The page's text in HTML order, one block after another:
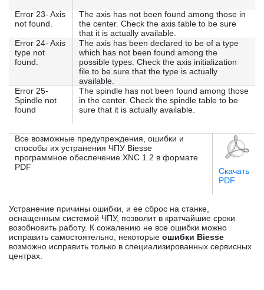
Error 23- Axis
not found.
The axis has not been found among those in
the center. Check the axis table to be sure
that it is actually available.
Error 24- Axis
type not
found.
The axis has been declared to be of a type
which has not been found among the
possible types. Check the axis initialization
file to be sure that the type is actually
available.
Error 25-
Spindle not
found
The spindle has not been found among those
in the center. Check the spindle table to be
sure that it is actually available.
Все возможные предупреждения, ошибки и
способы их устранения ЧПУ Biesse
программное обеспечение XNC 1.2 в формате
PDF
Скачать
PDF
Устранение причины ошибки, и ее сброс на станке,
оснащенным системой ЧПУ, позволит в кратчайшие сроки
возобновить работу. К сожалению не все ошибки можно
исправить самостоятельно, некоторые ошибки Biesse
возможно исправить только в специализированных сервисных
центрах.